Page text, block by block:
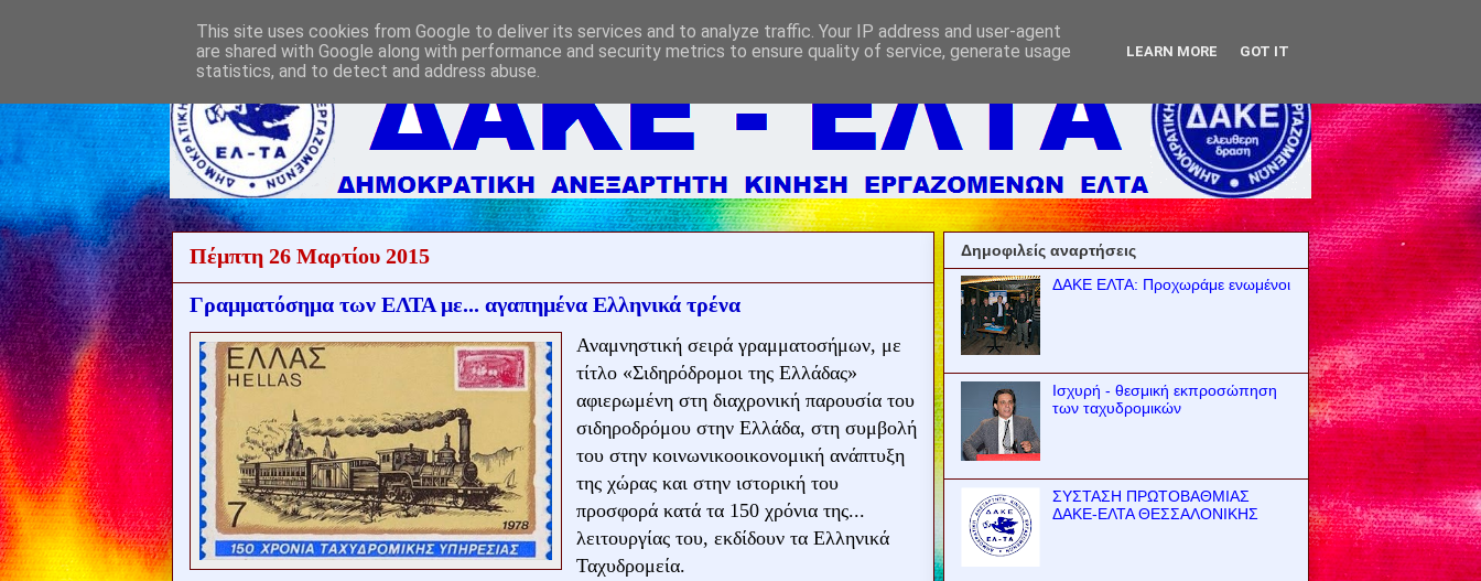
Πέμπτη 26 Μαρτίου 2015
Γραμματόσημα των ΕΛΤΑ με... αγαπημένα Ελληνικά τρένα
Αναμνηστική σειρά γραμματοσήμων, με
τίτλο «Σιδηρόδρομοι της Ελλάδας»
αφιερωμένη στη διαχρονική παρουσία του
σιδηροδρόμου στην Ελλάδα, στη συμβολή
του στην κοινωνικοοικονομική ανάπτυξη
της χώρας και στην ιστορική του
προσφορά κατά τα 150 χρόνια της...
λειτουργίας του, εκδίδουν τα Ελληνικά
Ταχυδρομεία.
Δημοφιλείς αναρτήσεις
ΔΑΚΕ ΕΛΤΑ: Προχωράμε ενωμένοι
Ισχυρή - θεσμική εκπροσώπηση
των ταχυδρομικών
ΣΥΣΤΑΣΗ ΠΡΩΤΟΒΑΘΜΙΑΣ
ΔΑΚΕ-ΕΛΤΑ ΘΕΣΣΑΛΟΝΙΚΗΣ
This site uses cookies from Google to deliver its services and to analyze traffic. Your IP address and user-agent
are shared with Google along with performance and security metrics to ensure quality of service, generate usage
statistics, and to detect and address abuse.
LEARN MORE GOT IT